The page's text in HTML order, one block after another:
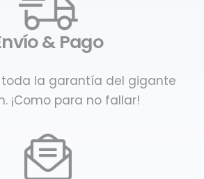
& Pago
la garantía del gigante
¡Como para no fallar!